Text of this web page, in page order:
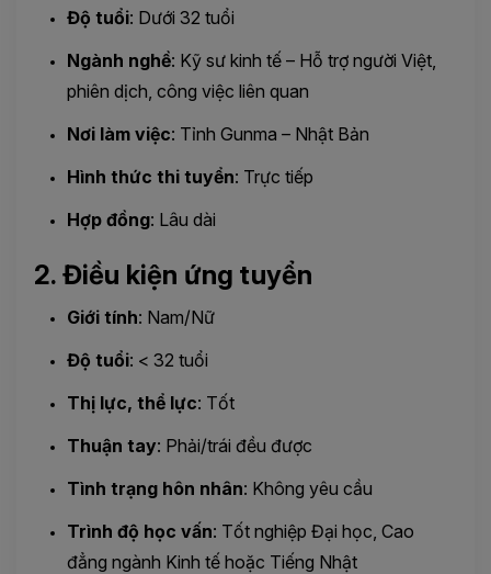
Độ tuổi: Dưới 32 tuổi
Ngành nghề: Kỹ sư kinh tế – Hỗ trợ người Việt,
phiên dịch, công việc liên quan
Nơi làm việc: Tỉnh Gunma – Nhật Bản
Hình thức thi tuyển: Trực tiếp
Hợp đồng: Lâu dài
2. Điều kiện ứng tuyển
Giới tính: Nam/Nữ
Độ tuổi: < 32 tuổi
Thị lực, thể lực: Tốt
Thuận tay: Phải/trái đều được
Tình trạng hôn nhân: Không yêu cầu
Trình độ học vấn: Tốt nghiệp Đại học, Cao
đẳng ngành Kinh tế hoặc Tiếng Nhật